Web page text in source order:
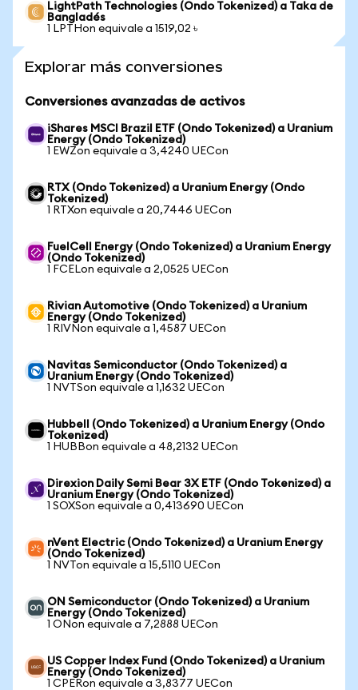
LightPath Technologies (Ondo Tokenized) a Taka de
Bangladés
1 LPTHon equivale a 1519,02 ৳
Explorar más conversiones
Conversiones avanzadas de activos
iShares MSCI Brazil ETF (Ondo Tokenized) a Uranium
Energy (Ondo Tokenized)
1 EWZon equivale a 3,4240 UECon
RTX (Ondo Tokenized) a Uranium Energy (Ondo
Tokenized)
1 RTXon equivale a 20,7446 UECon
FuelCell Energy (Ondo Tokenized) a Uranium Energy
(Ondo Tokenized)
1 FCELon equivale a 2,0525 UECon
Rivian Automotive (Ondo Tokenized) a Uranium
Energy (Ondo Tokenized)
1 RIVNon equivale a 1,4587 UECon
Navitas Semiconductor (Ondo Tokenized) a
Uranium Energy (Ondo Tokenized)
1 NVTSon equivale a 1,1632 UECon
Hubbell (Ondo Tokenized) a Uranium Energy (Ondo
Tokenized)
1 HUBBon equivale a 48,2132 UECon
Direxion Daily Semi Bear 3X ETF (Ondo Tokenized) a
Uranium Energy (Ondo Tokenized)
1 SOXSon equivale a 0,413690 UECon
nVent Electric (Ondo Tokenized) a Uranium Energy
(Ondo Tokenized)
1 NVTon equivale a 15,5110 UECon
ON Semiconductor (Ondo Tokenized) a Uranium
Energy (Ondo Tokenized)
1 ONon equivale a 7,2888 UECon
US Copper Index Fund (Ondo Tokenized) a Uranium
Energy (Ondo Tokenized)
1 CPERon equivale a 3,8377 UECon